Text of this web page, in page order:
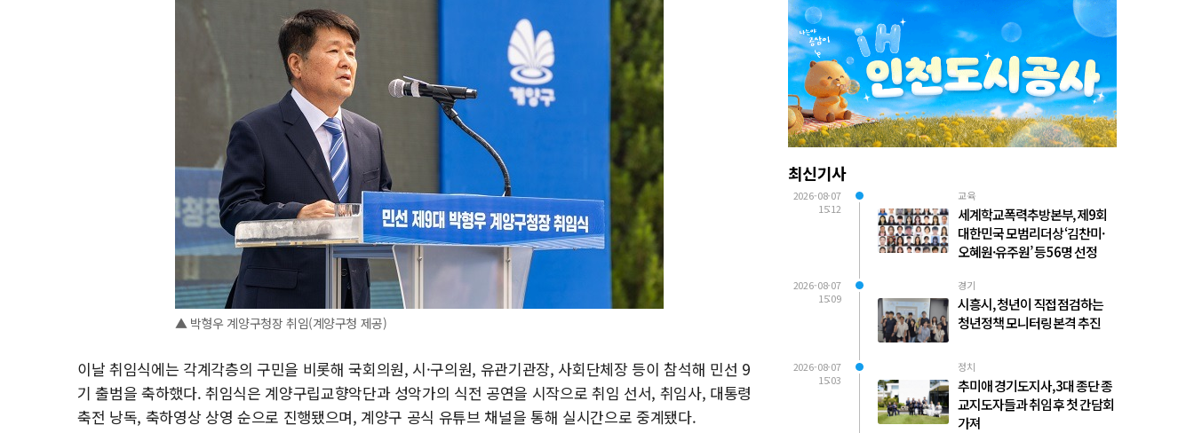
▲ 박형우 계양구청장 취임(계양구청 제공)
이날 취임식에는 각계각층의 구민을 비롯해 국회의원, 시·구의원, 유관기관장, 사회단체장 등이 참석해 민선 9
기 출범을 축하했다. 취임식은 계양구립교향악단과 성악가의 식전 공연을 시작으로 취임 선서, 취임사, 대통령
축전 낭독, 축하영상 상영 순으로 진행됐으며, 계양구 공식 유튜브 채널을 통해 실시간으로 중계됐다.
최신기사
2026-08-07
15:12
교육
세계학교폭력추방본부, 제9회
대한민국 모범리더상 ‘김찬미·
오혜원·유주원’ 등 56명 선정
2026-08-07
15:09
경기
시흥시, 청년이 직접 점검하는
청년정책 모니터링 본격 추진
2026-08-07
15:03
정치
추미애 경기도지사, 3대 종단 종
교지도자들과 취임 후 첫 간담회
가져